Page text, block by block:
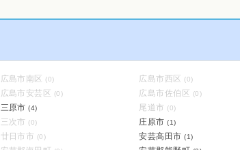
広島市南区 (0) 広島市西区 (0)
広島市安芸区 (0) 広島市佐伯区 (0)
三原市 (4) 尾道市 (0)
三次市 (0) 庄原市 (1)
廿日市市 (0) 安芸高田市 (1)